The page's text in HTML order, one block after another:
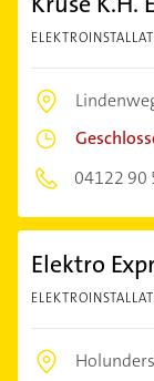
04122 90
Elektro